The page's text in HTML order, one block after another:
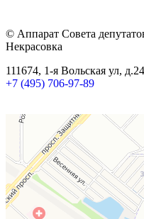
© Аппарат Совета
Некрасовка
111674, 1-я Вольская ул,
+7 (495) 706-97-89